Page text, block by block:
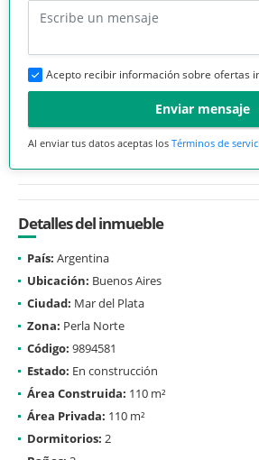
Acepto recibir información sobre ofertas
Enviar mensaje
Al enviar tus datos aceptas los Términos de
Detalles del inmueble
País: Argentina
Ubicación: Buenos Aires
Ciudad: Mar del Plata
Zona: Perla Norte
Código: 9894581
Estado: En construcción
Área Construida: 110 m²
Área Privada: 110 m²
Dormitorios: 2